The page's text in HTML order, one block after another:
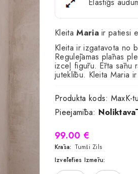
KleitaMariair patiesi
Kleita ir izgatavota no
Regulējamas plānas
izceļ figūru. Ērta sānu
juteklību. Kleita Maria
Produkta kods: MaxK-
Pieejamība: Noliktavā
99.00 €
Krāsa: Tumši Zils
Izvēlēties Izmēru: